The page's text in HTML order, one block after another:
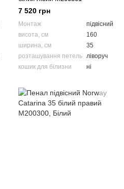
7 520 грн
Монтаж
підвісний
висота, см
160
ширина, см
35
розташування петель ліворуч
кошик для білизни
ні